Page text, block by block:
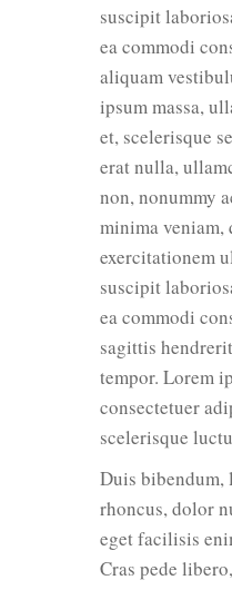
suscipit
ea commodi
aliquam
ipsum massa,
et, scelerisque
erat nulla,
non, nonummy
minima veniam,
exercitationem
suscipit
ea commodi
sagittis
tempor. Lorem
consectetuer
scelerisque
Duis bibendum,
rhoncus, dolor
eget facilisis
Cras pede